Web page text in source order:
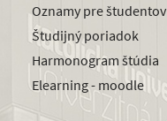
Oznamy pre študentov
Študijný poriadok
Harmonogram štúdia
Elearning - moodle